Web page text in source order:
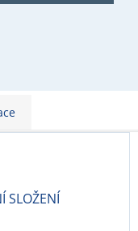
SLOŽENÍ